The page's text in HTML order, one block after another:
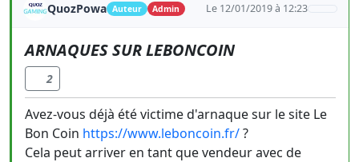
QuozPowa Auteur Admin Le 12/01/2019 à 12:23
ARNAQUES SUR LEBONCOIN
2
Avez-vous déjà été victime d'arnaque sur le site Le
Bon Coin https://www.leboncoin.fr/?
Cela peut arriver en tant que vendeur avec de